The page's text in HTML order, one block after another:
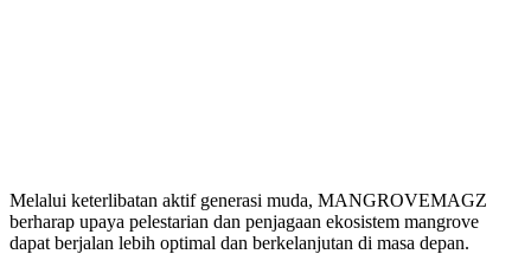
Melalui keterlibatan aktif generasi muda, MANGROVEMAGZ
berharap upaya pelestarian dan penjagaan ekosistem mangrove
dapat berjalan lebih optimal dan berkelanjutan di masa depan.